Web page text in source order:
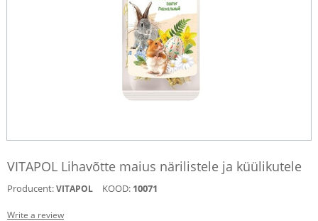
VITAPOL Lihavõtte maius närilistele ja küülikutele
Producent:VITAPOL KOOD: 10071
Write a review